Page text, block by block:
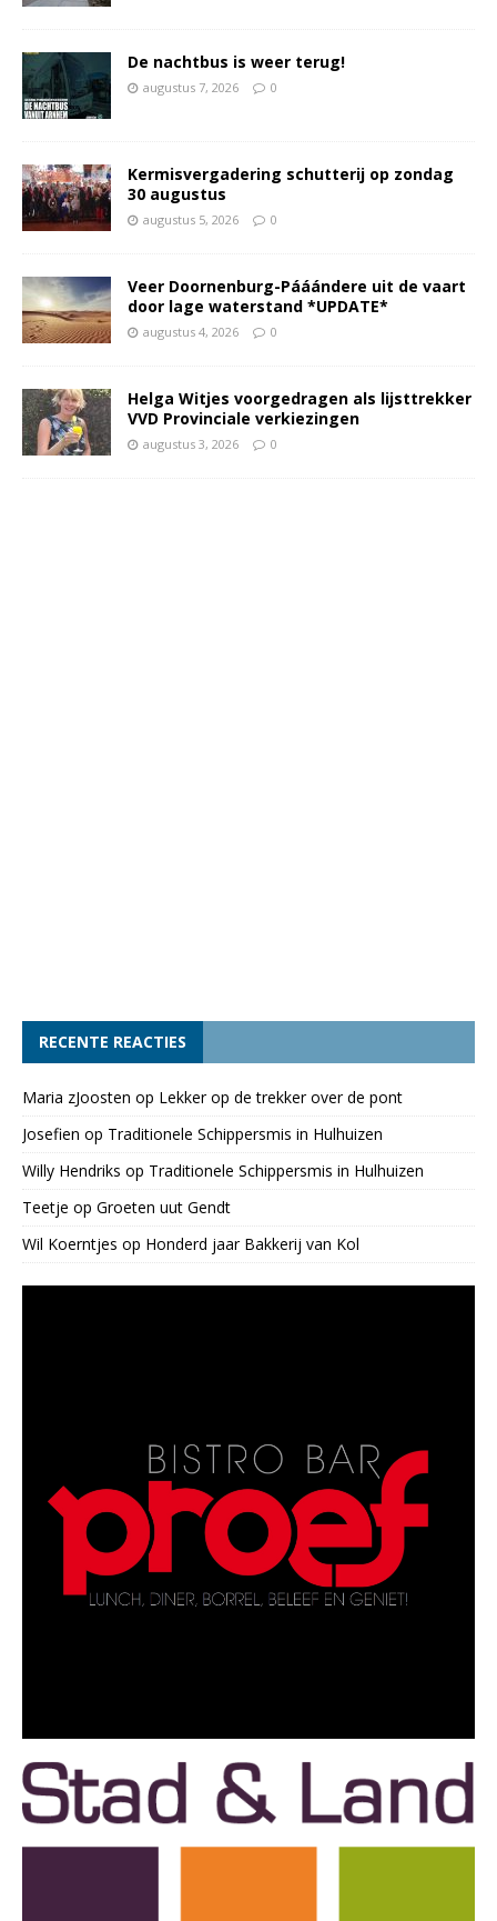
De nachtbus is weer terug!
augustus 7, 2026 0
Kermisvergadering schutterij op zondag
30 augustus
augustus 5, 2026 0
Veer Doornenburg-Pááándere uit de vaart
door lage waterstand *UPDATE*
augustus 4, 2026 0
Helga Witjes voorgedragen als lijsttrekker
VVD Provinciale verkiezingen
augustus 3, 2026 0
RECENTE REACTIES
Maria zJoosten op Lekker op de trekker over de pont
Josefien op Traditionele Schippersmis in Hulhuizen
Willy Hendriks op Traditionele Schippersmis in Hulhuizen
Teetje op Groeten uut Gendt
Wil Koerntjes op Honderd jaar Bakkerij van Kol